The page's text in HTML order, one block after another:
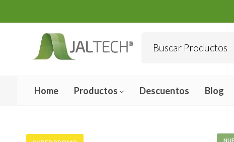
Home Productos Descuentos Blog